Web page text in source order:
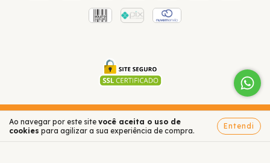
Ao navegar por este site você aceita o uso de
cookies para agilizar a sua experiência de compra.
Entendi
Copyright CHOCOLATES XÔK´S LTDA - 07226920000686 - 2026.
Todos os direitos reservados.